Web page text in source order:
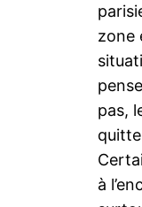
zone
pas,
à